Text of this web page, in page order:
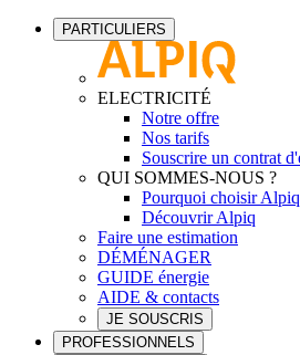
PARTICULIERS
ELECTRICITÉ
Notre offre
Nos tarifs
Souscrire un contrat
QUI SOMMES-NOUS ?
Pourquoi choisir
Découvrir Alpiq
Faire une estimation
DÉMÉNAGER
GUIDE énergie
AIDE & contacts
JE SOUSCRIS
PROFESSIONNELS